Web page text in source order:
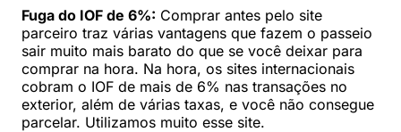
Fuga do IOF de 6%: Comprar antes pelo site
parceiro traz várias vantagens que fazem o passeio
sair muito mais barato do que se você deixar para
comprar na hora. Na hora, os sites internacionais
cobram o IOF de mais de 6% nas transações no
exterior, além de várias taxas, e você não consegue
parcelar. Utilizamos muito esse site.